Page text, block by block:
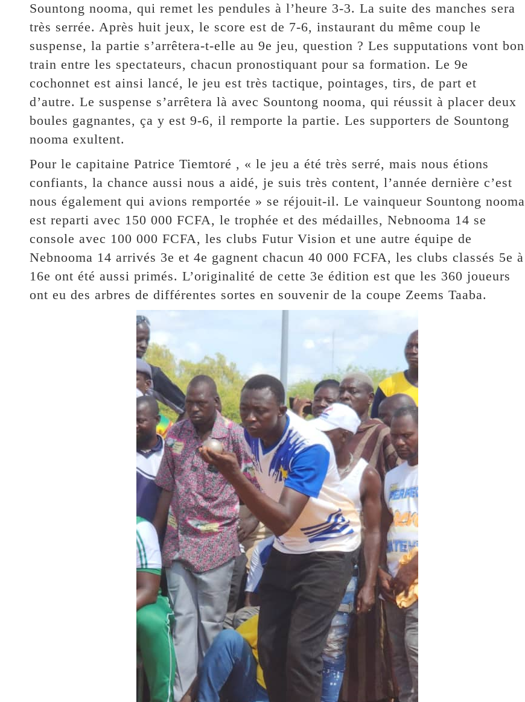
Sountong nooma, qui remet les pendules à l’heure 3-3. La suite des manches sera
très serrée. Après huit jeux, le score est de 7-6, instaurant du même coup le
suspense, la partie s’arrêtera-t-elle au 9e jeu, question ? Les supputations vont bon
train entre les spectateurs, chacun pronostiquant pour sa formation. Le 9e
cochonnet est ainsi lancé, le jeu est très tactique, pointages, tirs, de part et
d’autre. Le suspense s’arrêtera là avec Sountong nooma, qui réussit à placer deux
boules gagnantes, ça y est 9-6, il remporte la partie. Les supporters de Sountong
nooma exultent.
Pour le capitaine Patrice Tiemtoré , « le jeu a été très serré, mais nous étions
confiants, la chance aussi nous a aidé, je suis très content, l’année dernière c’est
nous également qui avions remportée » se réjouit-il. Le vainqueur Sountong nooma
est reparti avec 150 000 FCFA, le trophée et des médailles, Nebnooma 14 se
console avec 100 000 FCFA, les clubs Futur Vision et une autre équipe de
Nebnooma 14 arrivés 3e et 4e gagnent chacun 40 000 FCFA, les clubs classés 5e à
16e ont été aussi primés. L’originalité de cette 3e édition est que les 360 joueurs
ont eu des arbres de différentes sortes en souvenir de la coupe Zeems Taaba.